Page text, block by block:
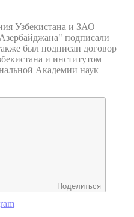
Узбекистана и ЗАО
подписали
был подписан договор
и институтом
Академии наук
Поделиться